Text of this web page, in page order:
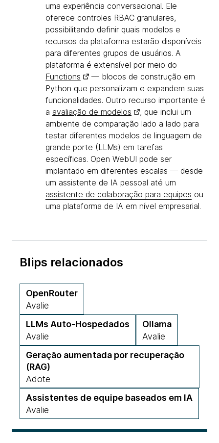
uma experiência conversacional. Ele
oferece controles RBAC granulares,
possibilitando definir quais modelos e
recursos da plataforma estarão disponíveis
para diferentes grupos de usuários. A
plataforma é extensível por meio do
Functions
— blocos de construção em
Python que personalizam e expandem suas
funcionalidades. Outro recurso importante é
a avaliação de modelos
, que inclui um
ambiente de comparação lado a lado para
testar diferentes modelos de linguagem de
grande porte (LLMs) em tarefas
específicas. Open WebUI pode ser
implantado em diferentes escalas — desde
um assistente de IA pessoal até um
assistente de colaboração para equipes ou
uma plataforma de IA em nível empresarial.
Blips relacionados
OpenRouter
Avalie
LLMs Auto-Hospedados
Avalie
Ollama
Avalie
Geração aumentada por recuperação
(RAG)
Adote
Assistentes de equipe baseados em IA
Avalie